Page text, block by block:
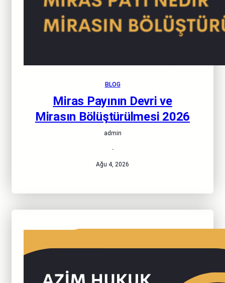
BLOG
Miras Payının Devri ve
Mirasın Bölüştürülmesi 2026
admin
·
Ağu 4, 2026